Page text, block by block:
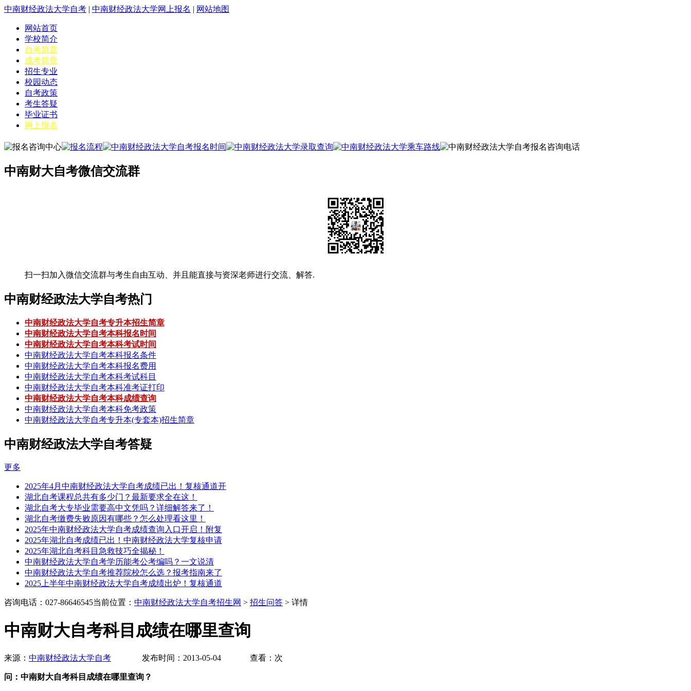
中南财经政法大学自考 | 中南财经政法大学网上报名 | 网站地图
网站首页
学校简介
自考简章
成考简章
招生专业
校园动态
自考政策
考生答疑
毕业证书
网上报名
中南财大自考微信交流群
扫一扫加入微信交流群与考生自由互动、并且能直接与资深老师进行交流、解答.
中南财经政法大学自考热门
中南财经政法大学自考专升本招生简章
中南财经政法大学自考本科报名时间
中南财经政法大学自考本科考试时间
中南财经政法大学自考本科报名条件
中南财经政法大学自考本科报名费用
中南财经政法大学自考本科考试科目
中南财经政法大学自考本科准考证打印
中南财经政法大学自考本科成绩查询
中南财经政法大学自考本科免考政策
中南财经政法大学自考专升本(专套本)招生简章
中南财经政法大学自考答疑
更多
2025年4月中南财经政法大学自考成绩已出！复核通道开
湖北自考课程总共有多少门？最新要求全在这！
湖北自考大专毕业需要高中文凭吗？详细解答来了！
湖北自考缴费失败原因有哪些？怎么处理看这里！
2025年中南财经政法大学自考成绩查询入口开启！附复
2025年湖北自考成绩已出！中南财经政法大学复核申请
2025年湖北自考科目急救技巧全揭秘！
中南财经政法大学自考学历能考公考编吗？一文说清
中南财经政法大学自考推荐院校怎么选？报考指南来了
2025上半年中南财经政法大学自考成绩出炉！复核通道
咨询电话：027-86646545当前位置： 中南财经政法大学自考招生网 > 招生问答 > 详情
中南财大自考科目成绩在哪里查询
来源： 中南财经政法大学自考 发布时间：2013-05-04 查看： 次
问：中南财大自考科目成绩在哪里查询？